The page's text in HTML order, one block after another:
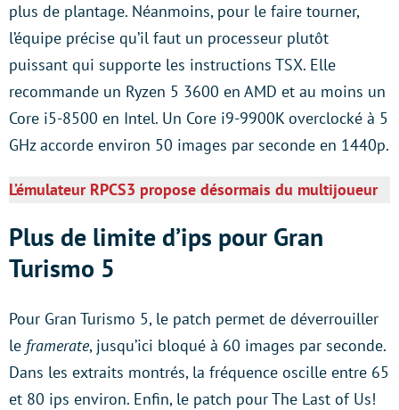
plus de plantage. Néanmoins, pour le faire tourner,
l’équipe précise qu’il faut un processeur plutôt
puissant qui supporte les instructions TSX. Elle
recommande un Ryzen 5 3600 en AMD et au moins un
Core i5-8500 en Intel. Un Core i9-9900K overclocké à 5
GHz accorde environ 50 images par seconde en 1440p.
L’émulateur RPCS3 propose désormais du multijoueur
Plus de limite d’ips pour Gran
Turismo 5
Pour Gran Turismo 5, le patch permet de déverrouiller
le framerate, jusqu’ici bloqué à 60 images par seconde.
Dans les extraits montrés, la fréquence oscille entre 65
et 80 ips environ. Enfin, le patch pour The Last of Us!